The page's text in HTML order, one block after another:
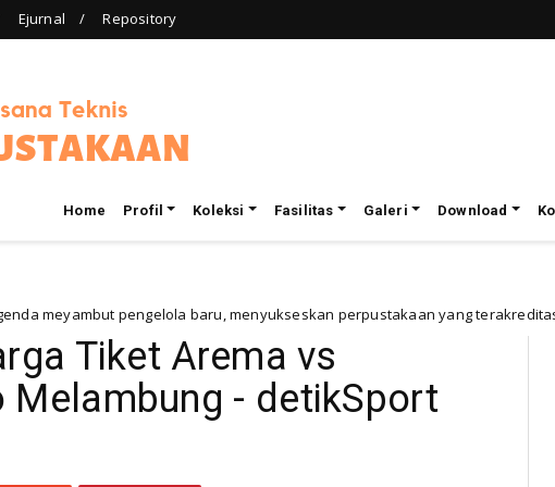
Ejurnal Repository
Home Profil Koleksi Fasilitas Galeri Download
pengelola baru, menyukseskan perpustakaan yang terakreditasi (A) IAIN
Tiket Arema vs
Melambung - detikSport